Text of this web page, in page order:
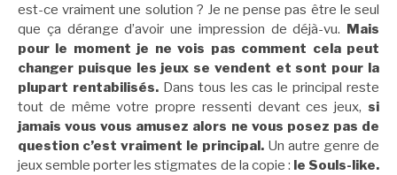
est-ce vraiment une solution ? Je ne pense pas être le seul
que ça dérange d’avoir une impression de déjà-vu.
Mais
pour le moment je ne vois pas comment cela peut
changer puisque les jeux se vendent et sont pour la
plupart rentabilisés. Dans tous les cas le principal reste
tout de même votre propre ressenti devant ces jeux, si
jamais vous vous amusez alors ne vous posez pas de
question c’est vraiment le principal. Un autre genre de
jeux semble porter les stigmates de la copie : le Souls-like.